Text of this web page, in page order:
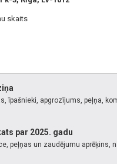
skaits
īpašnieki, apgrozījums, peļņa,
par 2025. gadu
peļņas un zaudējumu aprēķins,